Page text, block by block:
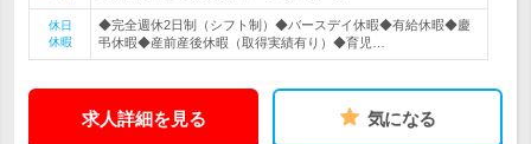
休日
休暇
◆完全週休2日制（シフト制）◆バースデイ休暇◆有給休暇◆慶
弔休暇◆産前産後休暇（取得実績有り）◆育児…
求人詳細を見る 気になる